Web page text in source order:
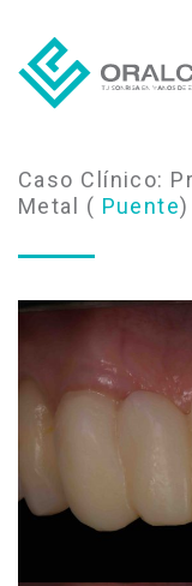
Caso Clínico:
Metal ( Puente)